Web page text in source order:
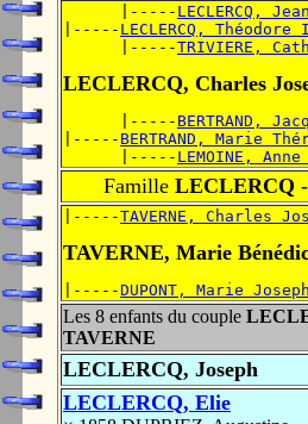
      |-----
LECLERCQ,
|----- LECLERCQ,
      |-----
TRIVIERE,
LECLERCQ, Charles
      |-----
BERTRAND,
|----- BERTRAND, Marie
      |-----
LEMOINE,
FamilleLECLERCQ
|-----TAVERNE, Charles
TAVERNE, Marie
|-----DUPONT, Marie Joseph
Les 8 enfants du couple
TAVERNE
LECLERCQ, Joseph
LECLERCQ, Elie